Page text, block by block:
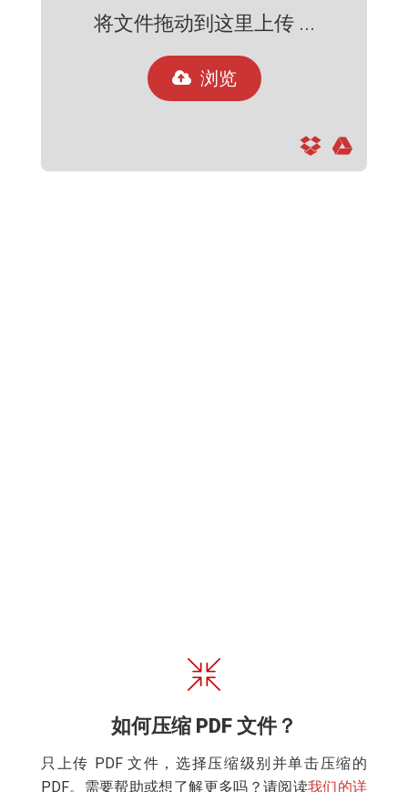
将文件拖动到这里上传 ...
浏览
如何压缩 PDF 文件？
只上传 PDF 文件，选择压缩级别并单击压缩的
PDF。需要帮助或想了解更多吗？请阅读我们的详